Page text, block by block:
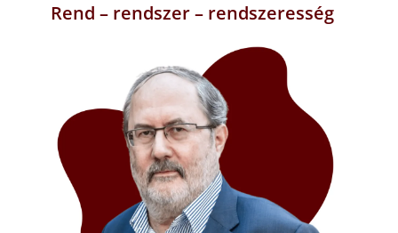
Rend – rendszer – rendszeresség